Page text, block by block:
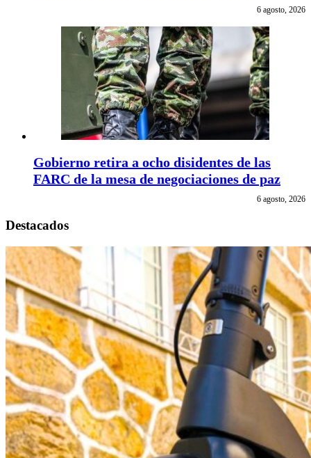
6 agosto, 2026
Gobierno retira a ocho disidentes de las
FARC de la mesa de negociaciones de paz
6 agosto, 2026
Destacados